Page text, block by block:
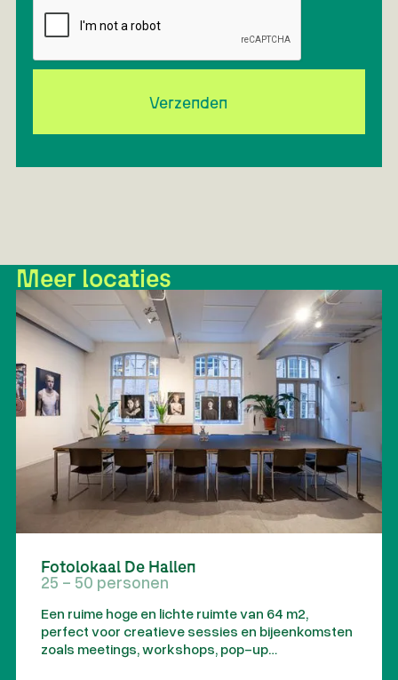
Verzenden
Meer locaties
Fotolokaal De Hallen
25 - 50 personen
Een ruime hoge en lichte ruimte van 64 m2,
perfect voor creatieve sessies en bijeenkomsten
zoals meetings, workshops, pop-up